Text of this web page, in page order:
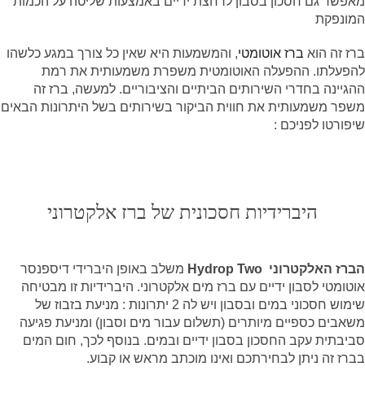
המונפקת
ברז זה הוא ברז אוטומטי, והמשמעות היא שאין כל צורך במגע כלשהו
להפעלתו. ההפעלה האוטומטית משפרת משמעותית את רמת
ההגיינה בחדרי השירותים הביתיים והציבוריים. למעשה, ברז זה
משפר משמעותית את חווית הביקור בשירותים בשל היתרונות הבאים
שיפורטו לפניכם :
היברידיות חסכונית של ברז אלקטרוני
הברז האלקטרוני Hydrop Two משלב באופן היברידי דיספנסר
אוטומטי לסבון ידיים עם ברז מים אלקטרוני. היברידיות זו מבטיחה
שימוש חסכוני במים ובסבון ויש לה 2 יתרונות : מניעת בזבוז של
משאבים כספיים מיותרים (תשלום עבור מים וסבון) ומניעת פגיעה
סביבתית עקב החסכון בסבון ידיים ובמים. בנוסף לכך, חום המים
בברז זה ניתן לבחירתכם ואינו מוכתב מראש או קבוע.